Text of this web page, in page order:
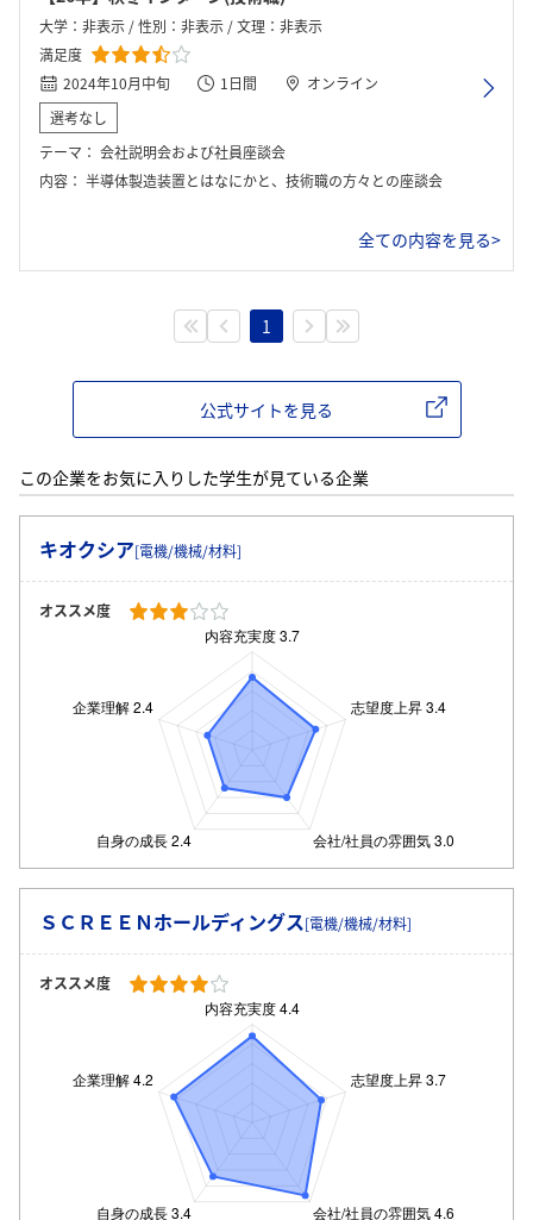
大学：非表示 / 性別：非表示 / 文理：非表示
満足度
2024年10月中旬
1日間
オンライン
選考なし
テーマ： 会社説明会および社員座談会
内容： 半導体製造装置とはなにかと、技術職の方々との座談会
全ての内容を見る>
1
公式サイトを見る
この企業をお気に入りした学生が見ている企業
キオクシア[電機/機械/材料]
オススメ度
ＳＣＲＥＥＮホールディングス[電機/機械/材料]
オススメ度 ログイン・会員登録